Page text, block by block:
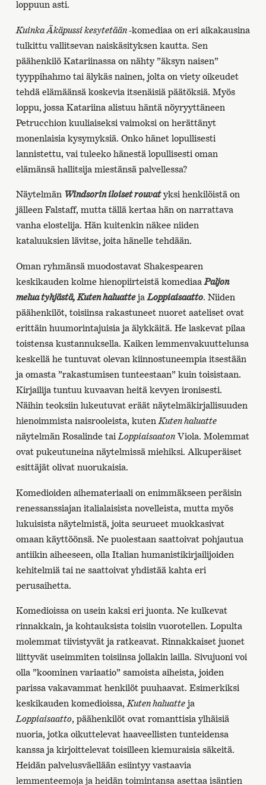
loppuun asti.
Kuinka Äkäpussi kesytetään-komediaa on eri aikakausina
tulkittu vallitsevan naiskäsityksen kautta. Sen
päähenkilö Katariinassa on nähty ”äksyn naisen”
tyyppihahmo tai älykäs nainen, jolta on viety oikeudet
tehdä elämäänsä koskevia itsenäisiä päätöksiä. Myös
loppu, jossa Katariina alistuu häntä nöyryyttäneen
Petrucchion kuuliaiseksi vaimoksi on herättänyt
monenlaisia kysymyksiä. Onko hänet lopullisesti
lannistettu, vai tuleeko hänestä lopullisesti oman
elämänsä hallitsija miestänsä palvellessa?
Näytelmän Windsorin iloiset rouvatyksi henkilöistä on
jälleen Falstaff, mutta tällä kertaa hän on narrattava
vanha elostelija. Hän kuitenkin näkee niiden
kataluuksien lävitse, joita hänelle tehdään.
Oman ryhmänsä muodostavat Shakespearen
keskikauden kolme hienopiirteistä komediaaPaljon
melua tyhjästä, Kuten haluattejaLoppiaisaatto. Niiden
päähenkilöt, toisiinsa rakastuneet nuoret aateliset ovat
erittäin huumorintajuisia ja älykkäitä. He laskevat pilaa
toistensa kustannuksella. Kaiken lemmenvakuuttelunsa
keskellä he tuntuvat olevan kiinnostuneempia itsestään
ja omasta ”rakastumisen tunteestaan” kuin toisistaan.
Kirjailija tuntuu kuvaavan heitä kevyen ironisesti.
Näihin teoksiin lukeutuvat eräät näytelmäkirjallisuuden
hienoimmista naisrooleista, kuten Kuten haluatte
näytelmän Rosalinde tai LoppiaisaatonViola. Molemmat
ovat pukeutuneina näytelmissä miehiksi. Alkuperäiset
esittäjät olivat nuorukaisia.
Komedioiden aihemateriaali on enimmäkseen peräisin
renessanssiajan italialaisista novelleista, mutta myös
lukuisista näytelmistä, joita seurueet muokkasivat
omaan käyttöönsä. Ne puolestaan saattoivat pohjautua
antiikin aiheeseen, olla Italian humanistikirjailijoiden
kehitelmiä tai ne saattoivat yhdistää kahta eri
perusaihetta.
Komedioissa on usein kaksi eri juonta. Ne kulkevat
rinnakkain, ja kohtauksista toisiin vuorotellen. Lopulta
molemmat tiivistyvät ja ratkeavat. Rinnakkaiset juonet
liittyvät useimmiten toisiinsa jollakin lailla. Sivujuoni voi
olla ”koominen variaatio” samoista aiheista, joiden
parissa vakavammat henkilöt puuhaavat. Esimerkiksi
keskikauden komedioissa, Kuten haluatteja
Loppiaisaatto, päähenkilöt ovat romanttisia ylhäisiä
nuoria, jotka oikuttelevat haaveellisten tunteidensa
kanssa ja kirjoittelevat toisilleen kiemuraisia säkeitä.
Heidän palvelusväellään esiintyy vastaavia
lemmenteemoja ja heidän toimintansa asettaa isäntien